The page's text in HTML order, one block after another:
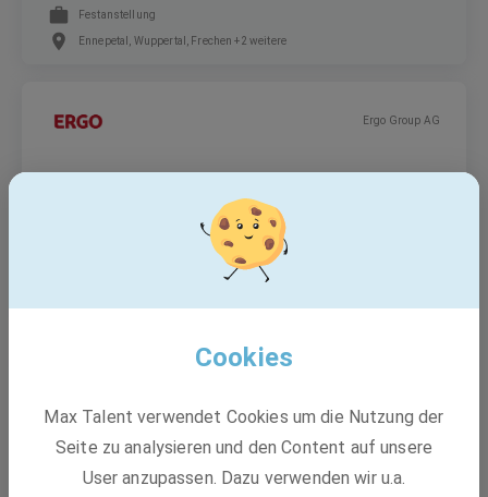
Festanstellung
Ennepetal, Wuppertal, Frechen +2 weitere
Ergo Group AG
bAV-Experte für Speziallösungen (m/w/d)
Internship Marketing (m/f/d)
Cookies
Max Talent verwendet Cookies um die Nutzung der
Seite zu analysieren und den Content auf unsere
User anzupassen. Dazu verwenden wir u.a.